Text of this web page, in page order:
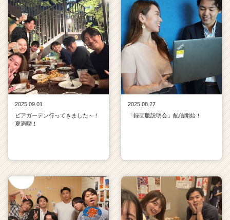
2025.09.01
ビアガーデン行ってきました～！
夏満喫！
2025.08.27
「録画版説明会」配信開始！